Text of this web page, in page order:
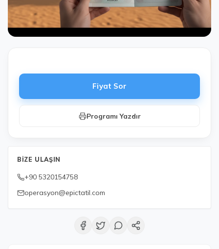
Fiyat Sor
Programı Yazdır
BIZE ULAŞIN
+90 5320154758
operasyon@epictatil.com